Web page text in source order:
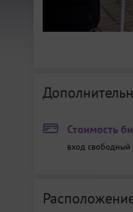
Стоимость
вход свободный